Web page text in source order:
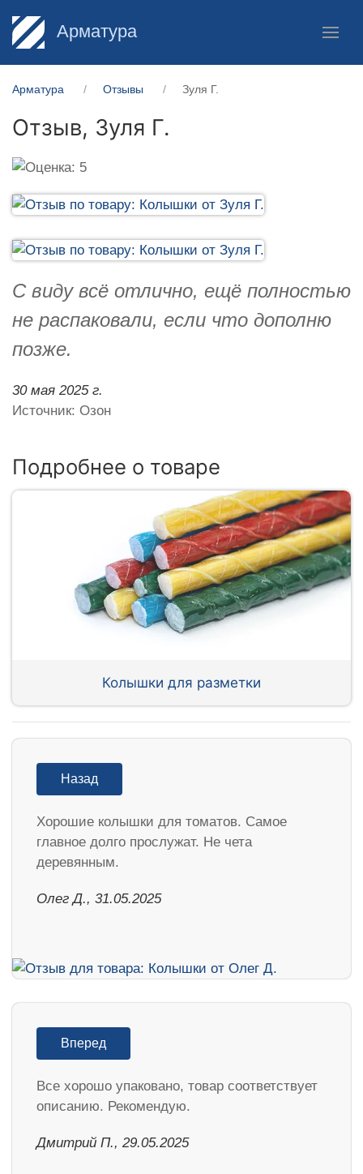
Арматура
Арматура Отзывы Зуля Г.
Отзыв, Зуля Г.
С виду всё отлично, ещё полностью
не распаковали, если что дополню
позже.
30 мая 2025 г.
Источник: Озон
Подробнее о товаре
Колышки для разметки
Назад
Хорошие колышки для томатов. Самое
главное долго прослужат. Не чета
деревянным.
Олег Д., 31.05.2025
Вперед
Все хорошо упаковано, товар соответствует
описанию. Рекомендую.
Дмитрий П., 29.05.2025